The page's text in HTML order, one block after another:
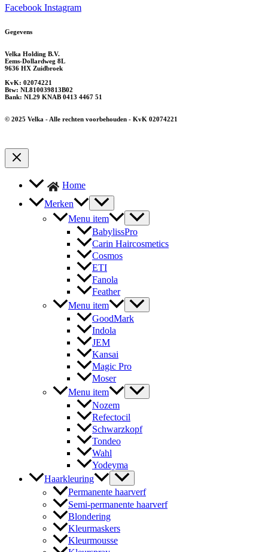
Facebook Instagram
Gegevens
Velka Holding B.V.
Eems-Dollardweg 8L
9636 HX Zuidbroek
KvK: 02074221
Btw: NL810039813B02
Bank: NL29 KNAB 0413 4467 51
© 2025 Velka - Alle rechten voorbehouden - KvK 02074221
Home
Merken
Menu item
BabylissPro
Carin Haircosmetics
Cosmos
ETI
Fanola
Feather
Menu item
GoodMark
Indola
JEM
Kansai
Magic Pro
Moser
Menu item
Nozem
Refectocil
Schwarzkopf
Tondeo
Wahl
Yodeyma
Haarkleuring
Permanente haarverf
Semi-permanente haarverf
Blondering
Kleurmaskers
Kleurmousse